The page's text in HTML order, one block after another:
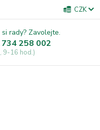
CZK
rady? Zavolejte.
258 002
9-16 hod.)